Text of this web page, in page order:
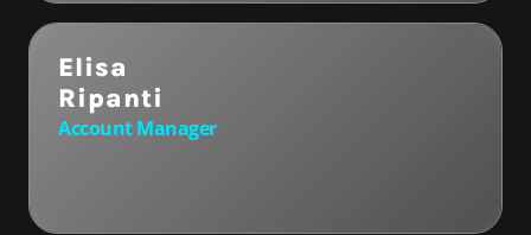
Elisa
Ripanti
Account Manager